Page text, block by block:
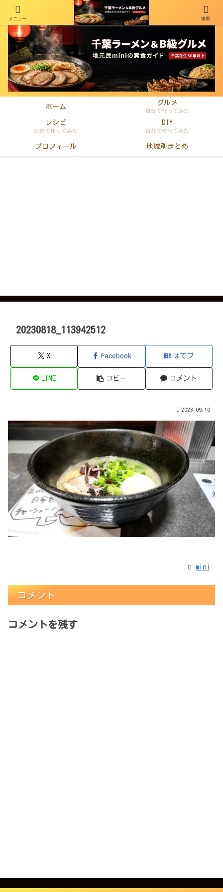
千葉在住50年以上のminiがラーメン・町中華・B級グルメを本音レビュー
ホーム
グルメ
自分で行ってみた
レシピ
自分で作ってみた
DIY
自分でやってみた
プロフィール 地域別まとめ
20230818_113942512
X Facebook はてブ
LINE コピー コメント
2023.09.16
mini
コメント
コメントを残す
メニュー 検索